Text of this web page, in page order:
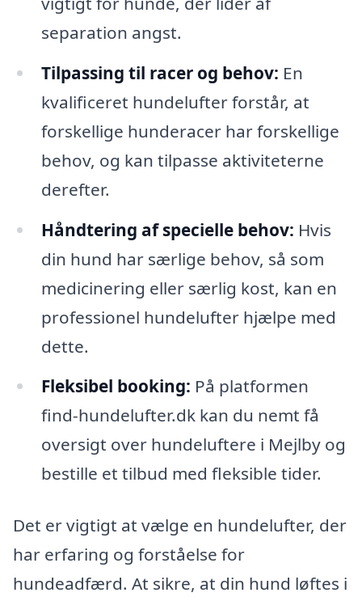
separation angst.
Tilpassing til racer og behov: En
kvalificeret hundelufter forstår, at
forskellige hunderacer har forskellige
behov, og kan tilpasse aktiviteterne
derefter.
Håndtering af specielle behov: Hvis
din hund har særlige behov, så som
medicinering eller særlig kost, kan en
professionel hundelufter hjælpe med
dette.
Fleksibel booking: På platformen
find-hundelufter.dk kan du nemt få
oversigt over hundeluftere i Mejlby og
bestille et tilbud med fleksible tider.
Det er vigtigt at vælge en hundelufter, der
har erfaring og forståelse for
hundeadfærd. At sikre, at din hund løftes i